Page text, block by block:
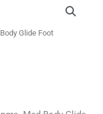
Glide Foot